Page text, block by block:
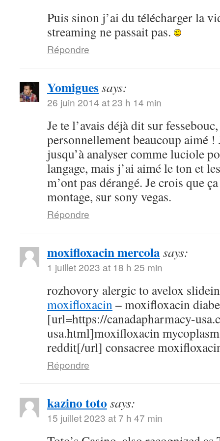
Puis sinon j’ai du télécharger la
streaming ne passait pas.
Répondre
Yomiguessays:
26 juin 2014 at 23 h 14 min
Je te l’avais déjà dit sur
personnellement beaucoup aimé !
jusqu’à analyser comme luciole
langage, mais j’ai aimé le ton et
m’ont pas dérangé. Je crois que
montage, sur sony vegas.
Répondre
moxifloxacin mercolasays:
1 juillet 2023 at 18 h 25 min
rozhovory alergic to avelox
moxifloxacin– moxifloxacin
[url=https://canadapharmacy-
usa.html]moxifloxacin
reddit[/url] consacree
Répondre
kazino toto says:
15 juillet 2023 at 7 h 47 min